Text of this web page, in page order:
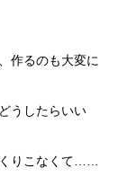
作るのも大変に
うしたらいい
りこなくて……